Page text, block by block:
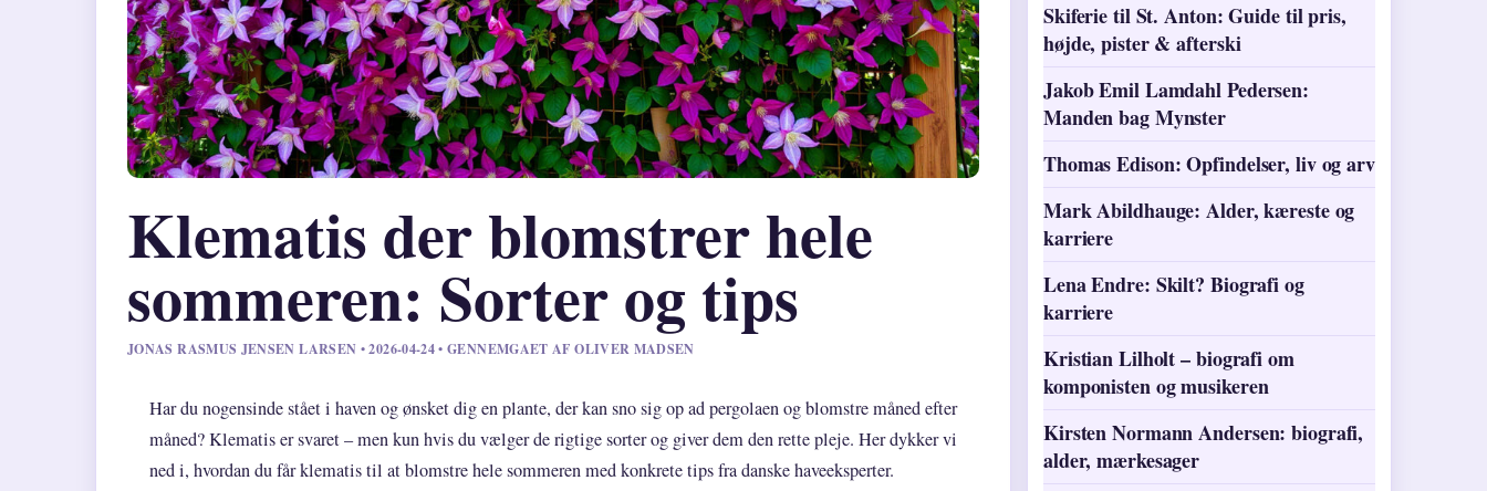
Klematis der blomstrer hele
sommeren: Sorter og tips
JONAS RASMUS JENSEN LARSEN • 2026-04-24 • GENNEMGAET AF OLIVER MADSEN
Har du nogensinde stået i haven og ønsket dig en plante, der kan sno sig op ad pergolaen og blomstre måned efter
måned? Klematis er svaret – men kun hvis du vælger de rigtige sorter og giver dem den rette pleje. Her dykker vi
ned i, hvordan du får klematis til at blomstre hele sommeren med konkrete tips fra danske haveeksperter.
Skiferie til St. Anton: Guide til pris,
højde, pister & afterski
Jakob Emil Lamdahl Pedersen:
Manden bag Mynster
Thomas Edison: Opfindelser, liv og arv
Mark Abildhauge: Alder, kæreste og
karriere
Lena Endre: Skilt? Biografi og
karriere
Kristian Lilholt – biografi om
komponisten og musikeren
Kirsten Normann Andersen: biografi,
alder, mærkesager